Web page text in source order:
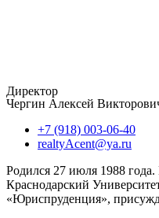
Директор
Чергин Алексей
+7 (918) 003-06-40
realtyAcent@ya.ru
Родился 27 июля 1988
Краснодарский
«Юриспруденция»,